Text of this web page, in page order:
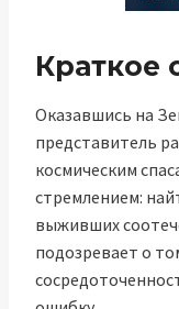
Краткое
Оказавшись на
представитель
космическим
стремлением:
выживших
подозревает о